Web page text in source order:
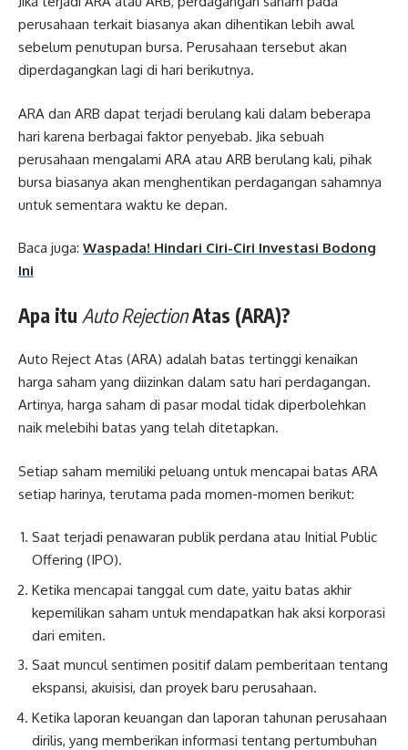
perusahaan terkait biasanya akan dihentikan lebih awal
sebelum penutupan bursa. Perusahaan tersebut akan
diperdagangkan lagi di hari berikutnya.
ARA dan ARB dapat terjadi berulang kali dalam beberapa
hari karena berbagai faktor penyebab. Jika sebuah
perusahaan mengalami ARA atau ARB berulang kali, pihak
bursa biasanya akan menghentikan perdagangan sahamnya
untuk sementara waktu ke depan.
Baca juga: Waspada! Hindari Ciri-Ciri Investasi Bodong
Ini
Apa itu Auto RejectionAtas (ARA)?
Auto Reject Atas (ARA) adalah batas tertinggi kenaikan
harga saham yang diizinkan dalam satu hari perdagangan.
Artinya, harga saham di pasar modal tidak diperbolehkan
naik melebihi batas yang telah ditetapkan.
Setiap saham memiliki peluang untuk mencapai batas ARA
setiap harinya, terutama pada momen-momen berikut:
Saat terjadi penawaran publik perdana atau Initial Public
Offering (IPO).
Ketika mencapai tanggal cum date, yaitu batas akhir
kepemilikan saham untuk mendapatkan hak aksi korporasi
dari emiten.
Saat muncul sentimen positif dalam pemberitaan tentang
ekspansi, akuisisi, dan proyek baru perusahaan.
Ketika laporan keuangan dan laporan tahunan perusahaan
dirilis, yang memberikan informasi tentang pertumbuhan